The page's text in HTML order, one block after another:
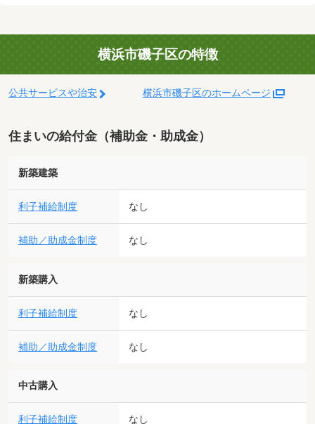
横浜市磯子区の特徴
公共サービスや治安 横浜市磯子区のホームページ
住まいの給付金（補助金・助成金）
新築建築
利子補給制度 なし
補助／助成金制度 なし
新築購入
利子補給制度 なし
補助／助成金制度 なし
中古購入
利子補給制度 なし